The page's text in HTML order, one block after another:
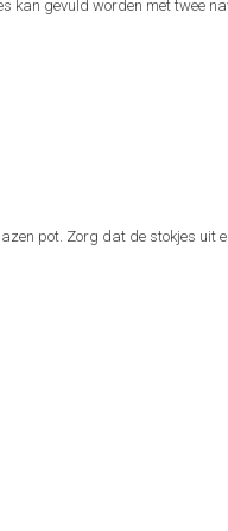
kan gevuld worden met twee
pot. Zorg dat de stokjes